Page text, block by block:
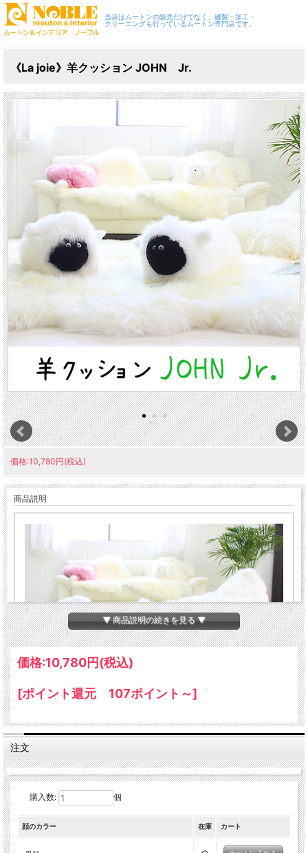
当店はムートンの販売だけでなく、縫製・加工・
クリーニングも行っているムートン専門店です。
《La joie》羊クッション JOHN Jr.
価格:10,780円(税込)
商品説明
羊型の何とも愛くるしいムートンクッション。
にはない特別物です。
もちろん本格ムートンなので、機能性もバッチリ。
枕や腰当て、抱き枕など色々と使用可能です。
▼ 商品説明の続きを見る ▼
価格:10,780円(税込)
[ポイント還元 107ポイント～]
注文
購入数: 個
顔のカラー 在庫 カート